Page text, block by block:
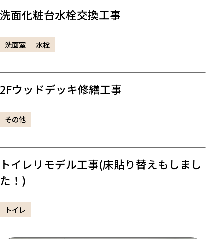
洗面化粧台水栓交換工事
洗面室 水栓
2Fウッドデッキ修繕工事
その他
トイレリモデル工事(床貼り替えもしまし
た！)
トイレ